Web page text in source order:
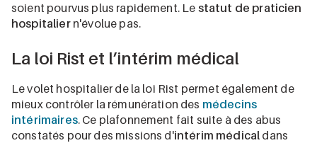
soient pourvus plus rapidement. Le statut de praticien
hospitaliern'évolue pas.
La loi Rist et l’intérim médical
Le volet hospitalier de la loi Rist permet également de
mieux contrôler la rémunération des médecins
intérimaires. Ce plafonnement fait suite à des abus
constatés pour des missions d'intérim médical dans